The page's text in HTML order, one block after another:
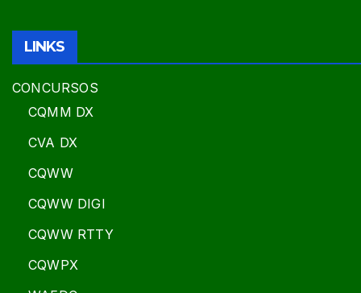
LINKS
CONCURSOS
CQMM DX
CVA DX
CQWW
CQWW DIGI
CQWW RTTY
CQWPX